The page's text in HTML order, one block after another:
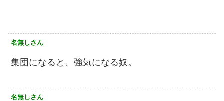
名無しさん
集団になると、強気になる奴。
名無しさん